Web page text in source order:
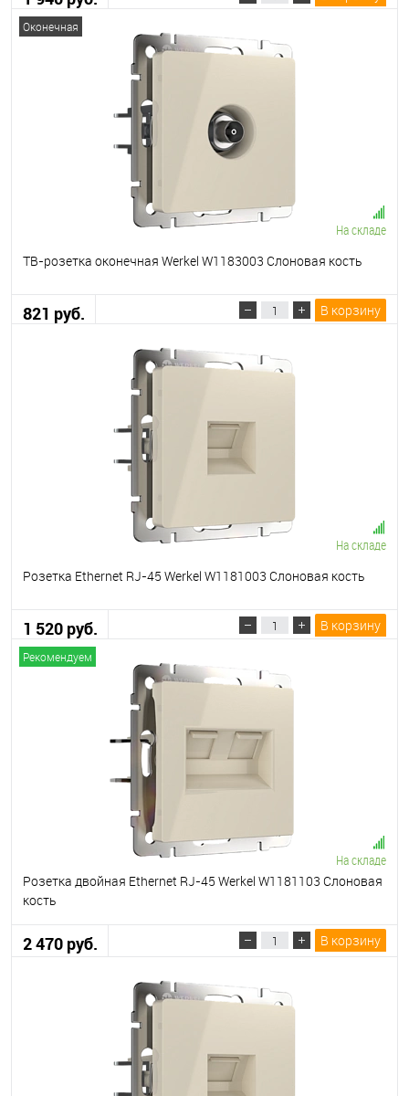
Оконечная
На складе
ТВ-розетка оконечная Werkel W1183003 Слоновая кость
821 руб. В корзину
На складе
Розетка Ethernet RJ-45 Werkel W1181003 Слоновая кость
1 520 руб. В корзину
Рекомендуем
На складе
Розетка двойная Ethernet RJ-45 Werkel W1181103 Слоновая
кость
2 470 руб. В корзину